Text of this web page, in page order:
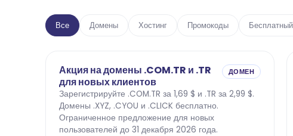
Все Домены Хостинг Промокоды
Акция на домены .COM.TR и .TR
для новых клиентов
ДОМЕН
Зарегистрируйте .COM.TR за 1,69 $ и .TR за 2,99 $.
Домены .XYZ, .CYOU и .CLICK бесплатно.
Ограниченное предложение для новых
пользователей до 31 декабря 2026 года.